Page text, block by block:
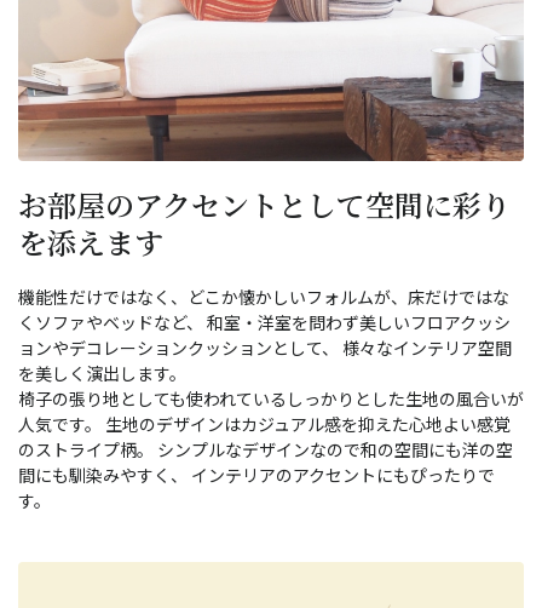
お部屋のアクセントとして空間に彩り
を添えます
機能性だけではなく、どこか懐かしいフォルムが、床だけではな
くソファやベッドなど、 和室・洋室を問わず美しいフロアクッシ
ョンやデコレーションクッションとして、 様々なインテリア空間
を美しく演出します。
椅子の張り地としても使われているしっかりとした生地の風合いが
人気です。 生地のデザインはカジュアル感を抑えた心地よい感覚
のストライプ柄。 シンプルなデザインなので和の空間にも洋の空
間にも馴染みやすく、 インテリアのアクセントにもぴったりで
す。